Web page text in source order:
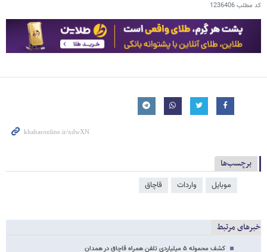
کد مطلب1236406
برچسب‌ها
موبایل واردات قاچاق
خبرهای مرتبط
کشف محموله ۵ میلیاردی تلفن همراه قاچاق در همدان